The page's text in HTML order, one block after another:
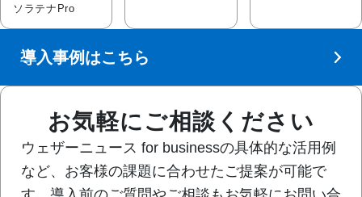
ソラテナPro
導入事例はこちら
お気軽にご相談ください
ウェザーニュース for businessの具体的な活用例
など、お客様の課題に合わせたご提案が可能で